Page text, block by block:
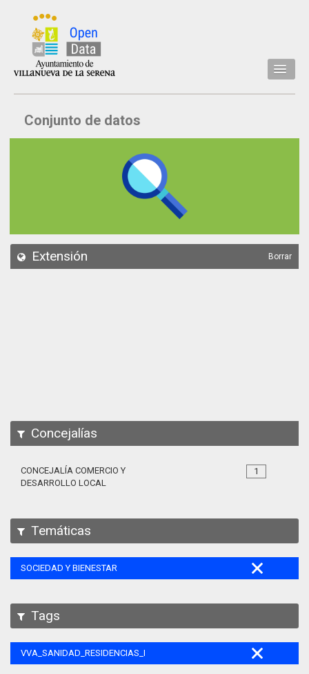
Inicio
Datos
API
Conjunto de datos
Extensión Borrar
Concejalías
1
CONCEJALÍA COMERCIO Y
DESARROLLO LOCAL
Temáticas
SOCIEDAD Y BIENESTAR
Tags
VVA_SANIDAD_RESIDENCIAS_MAYORES_105